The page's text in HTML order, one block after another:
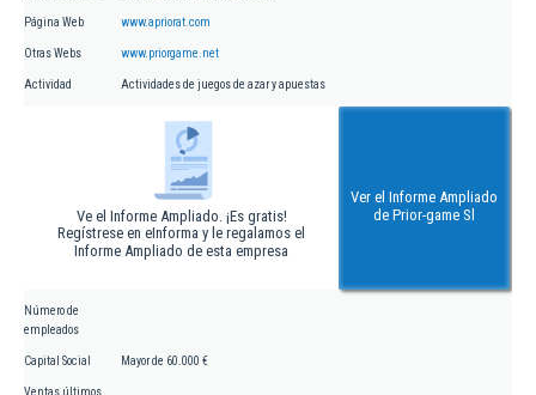
Página Web www.apriorat.com
Otras Webs www.priorgame.net
Actividad Actividades de juegos de azar y apuestas
Ve el Informe Ampliado. ¡Es gratis!
Regístrese en eInforma y le regalamos el
Informe Ampliado de esta empresa
Ver el Informe Ampliado
de Prior-game Sl
Número de
empleados
Capital Social Mayor de 60.000 €